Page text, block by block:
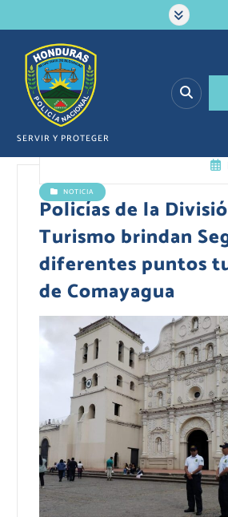
a
SERVIR Y PROTEGER
NOTICIA
Policías de la
Turismo brindan
diferentes puntos
de Comayagua